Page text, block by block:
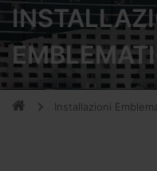
Installazioni